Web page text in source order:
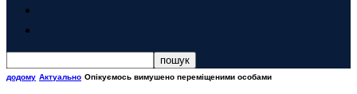
додому Актуально Опікуємось вимушено переміщеними особами